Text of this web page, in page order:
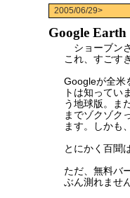
2005/06/29>
Google Earth
ショーブン
これ、すごす
Googleが全米
トは知ってい
う地球版。ま
までゾクゾク
ます。しかも
とにかく百聞
ただ、無料バ
ぶん測れませ